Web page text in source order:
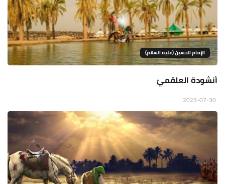
الإمام الحسين (عليه السلام)
أنشودة العلقميّ